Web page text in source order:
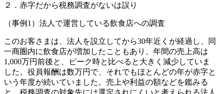
２．赤字だから税務調査がないは誤り
（事例1）法人で運営している飲食店への調査
このお客さまは、法人を設立してから30年近くが経過し、同
一商圏内に飲食店が増加したこともあり、年間の売上高は
1,000万円前後と、ピーク時と比べると大きく減少していま
した。役員報酬は数万円で、それでもほとんどの年が赤字と
いう年度が続いていました。売上や利益の額などを鑑みる
と、税務調査の対象先には選定されにくいと考えられる法人